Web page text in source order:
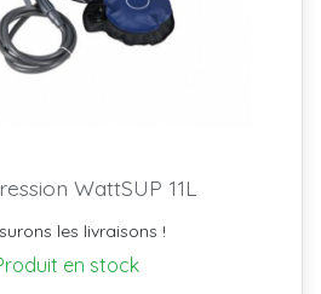
WattSUP 11L
les livraisons !
en stock